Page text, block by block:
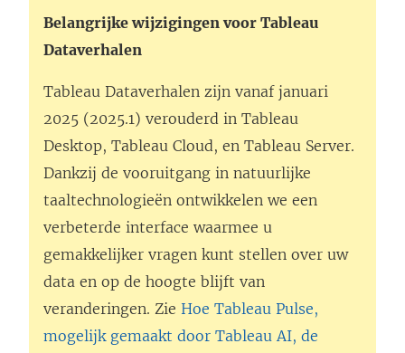
Belangrijke wijzigingen voor Tableau
Dataverhalen
Tableau Dataverhalen zijn vanaf januari
2025 (2025.1) verouderd in Tableau
Desktop, Tableau Cloud, en Tableau Server.
Dankzij de vooruitgang in natuurlijke
taaltechnologieën ontwikkelen we een
verbeterde interface waarmee u
gemakkelijker vragen kunt stellen over uw
data en op de hoogte blijft van
veranderingen. Zie Hoe Tableau Pulse,
mogelijk gemaakt door Tableau AI, de